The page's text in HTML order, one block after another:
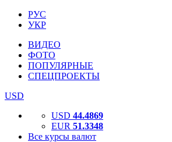
РУС
УКР
ВИДЕО
ФОТО
ПОПУЛЯРНЫЕ
СПЕЦПРОЕКТЫ
USD
USD 44.4869
EUR 51.3348
Все курсы валют